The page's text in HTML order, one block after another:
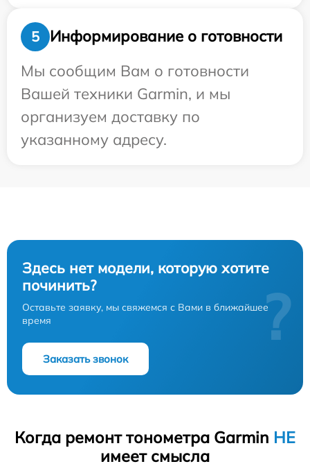
5
Информирование о готовности
Мы сообщим Вам о готовности
Вашей техники Garmin, и мы
организуем доставку по
указанному адресу.
Здесь нет модели, которую хотите
починить?
Оставьте заявку, мы свяжемся с Вами в ближайшее
время
Заказать звонок
?
Когда ремонт тонометра Garmin НЕ
имеет смысла